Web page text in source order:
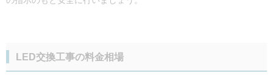
LED交換工事の料金相場